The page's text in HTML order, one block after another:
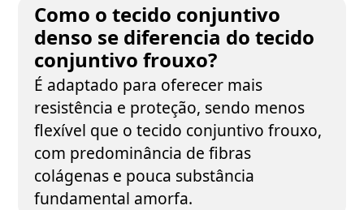
Como o tecido conjuntivo
denso se diferencia do tecido
conjuntivo frouxo?
É adaptado para oferecer mais
resistência e proteção, sendo menos
flexível que o tecido conjuntivo frouxo,
com predominância de fibras
colágenas e pouca substância
fundamental amorfa.